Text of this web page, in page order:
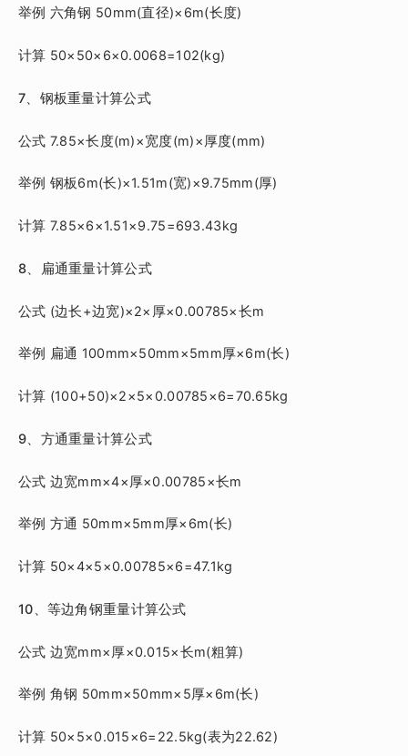
举例 六角钢 50mm(直径)×6m(长度)
计算 50×50×6×0.0068=102(kg)
7、钢板重量计算公式
公式 7.85×长度(m)×宽度(m)×厚度(mm)
举例 钢板6m(长)×1.51m(宽)×9.75mm(厚)
计算 7.85×6×1.51×9.75=693.43kg
8、扁通重量计算公式
公式 (边长+边宽)×2×厚×0.00785×长m
举例 扁通 100mm×50mm×5mm厚×6m(长)
计算 (100+50)×2×5×0.00785×6=70.65kg
9、方通重量计算公式
公式 边宽mm×4×厚×0.00785×长m
举例 方通 50mm×5mm厚×6m(长)
计算 50×4×5×0.00785×6=47.1kg
10、等边角钢重量计算公式
公式 边宽mm×厚×0.015×长m(粗算)
举例 角钢 50mm×50mm×5厚×6m(长)
计算 50×5×0.015×6=22.5kg(表为22.62)